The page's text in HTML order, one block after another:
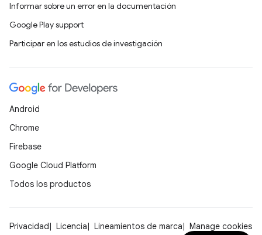
Informar sobre un error en la documentación
Google Play support
Participar en los estudios de investigación
Android
Chrome
Firebase
Google Cloud Platform
Todos los productos
Privacidad Licencia Lineamientos de marca
Manage cookies